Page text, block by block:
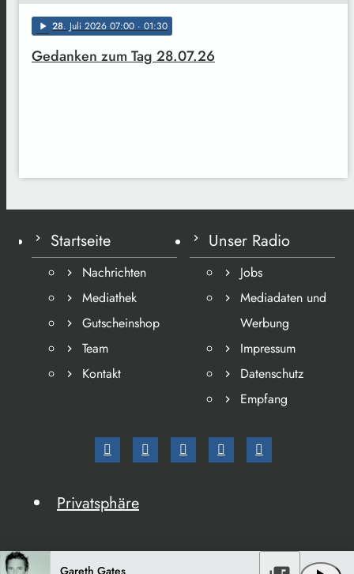
play_arrow 28. Juli 2026 07:00 · 01:30
Gedanken zum Tag 28.07.26
Startseite
Nachrichten
Mediathek
Gutscheinshop
Team
Kontakt
Unser Radio
Jobs
Mediadaten und
Werbung
Impressum
Datenschutz
Empfang
Privatsphäre
Gareth Gates